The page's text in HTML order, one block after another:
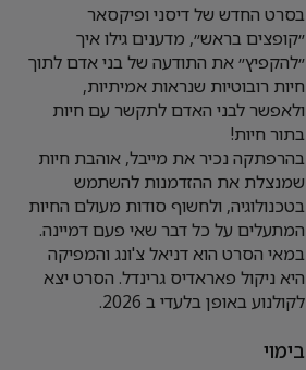
בסרט החדש של דיסני ופיקסאר
״קופצים בראש״, מדענים גילו איך
״להקפיץ״ את התודעה של בני אדם לתוך
חיות רובוטיות שנראות אמיתיות,
ולאפשר לבני האדם לתקשר עם חיות
בהרפתקה נכיר את מייבל, אוהבת חיות
שמנצלת את ההזדמנות להשתמש
בטכנולוגיה, ולחשוף סודות מעולם החיות
במאי הסרט הוא דניאל צ'ונג והמפיקה
היא ניקול פאראדיס גרינדל. הסרט יצא
לקולנוע באופן בלעדי ב 2026.
בימוי